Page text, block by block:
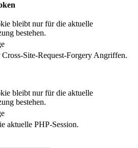
bleibt nur für die aktuelle
bestehen.
Cross-Site-Request-Forgery Angriffen.
bleibt nur für die aktuelle
bestehen.
aktuelle PHP-Session.